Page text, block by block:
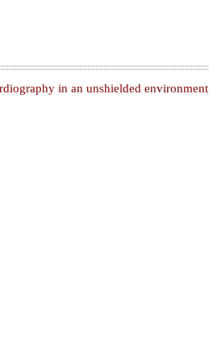
in an unshielded environment